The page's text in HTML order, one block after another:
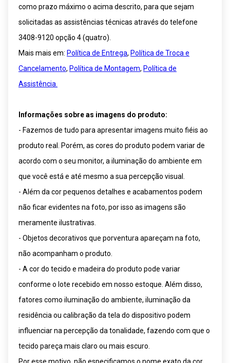
como prazo máximo o acima descrito, para que sejam
solicitadas as assistências técnicas através do telefone
3408-9120 opção 4 (quatro).
Mais mais em: Política de Entrega, Política de Troca e
Cancelamento, Política de Montagem, Política de
Assistência.
Informações sobre as imagens do produto:
- Fazemos de tudo para apresentar imagens muito fiéis ao
produto real. Porém, as cores do produto podem variar de
acordo com o seu monitor, a iluminação do ambiente em
que você está e até mesmo a sua percepção visual.
- Além da cor pequenos detalhes e acabamentos podem
não ficar evidentes na foto, por isso as imagens são
meramente ilustrativas.
- Objetos decorativos que porventura apareçam na foto,
não acompanham o produto.
- A cor do tecido e madeira do produto pode variar
conforme o lote recebido em nosso estoque. Além disso,
fatores como iluminação do ambiente, iluminação da
residência ou calibração da tela do dispositivo podem
influenciar na percepção da tonalidade, fazendo com que o
tecido pareça mais claro ou mais escuro.